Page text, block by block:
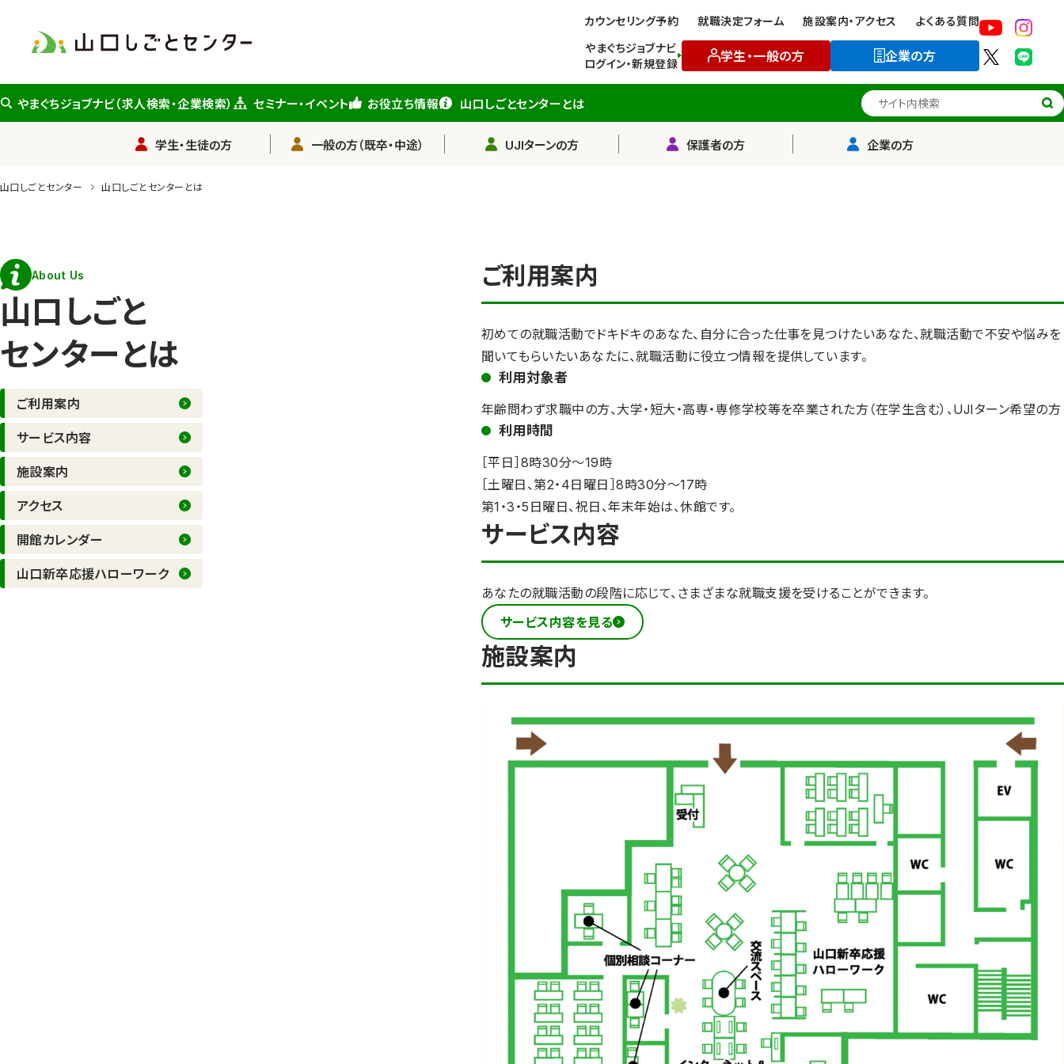
ン
テ
に
プ
カウンセリング予約 就職決定フォーム 施設案内・アクセス
よくある質問
やまぐちジョブナビ
ログイン・新規登録
学生・一般の方 企業の方
やまぐちジョブナビ（求人検索・企業検索） セミナー・イベント お役立ち情報 山口しごとセンターとは サイト内検索
学生・生徒の方 一般の方（既卒・中途） UJIターンの方 保護者の方 企業の方
山口しごとセンター 山口しごとセンターとは
About Us
山口しごと
センターとは
ご利用案内
サービス内容
施設案内
アクセス
開館カレンダー
山口新卒応援ハローワーク
ご利用案内
初めての就職活動でドキドキのあなた、自分に合った仕事を見つけたいあなた、就職活動で不安や悩みを
聞いてもらいたいあなたに、就職活動に役立つ情報を提供しています。
利用対象者
年齢問わず求職中の方、大学・短大・高専・専修学校等を卒業された方（在学生含む）、UJIターン希望の方
利用時間
［平日］8時30分～19時
［土曜日、第2・4日曜日］8時30分～17時
第1・3・5日曜日、祝日、年末年始は、休館です。
サービス内容
あなたの就職活動の段階に応じて、さまざまな就職支援を受けることができます。
サービス内容を見る
施設案内